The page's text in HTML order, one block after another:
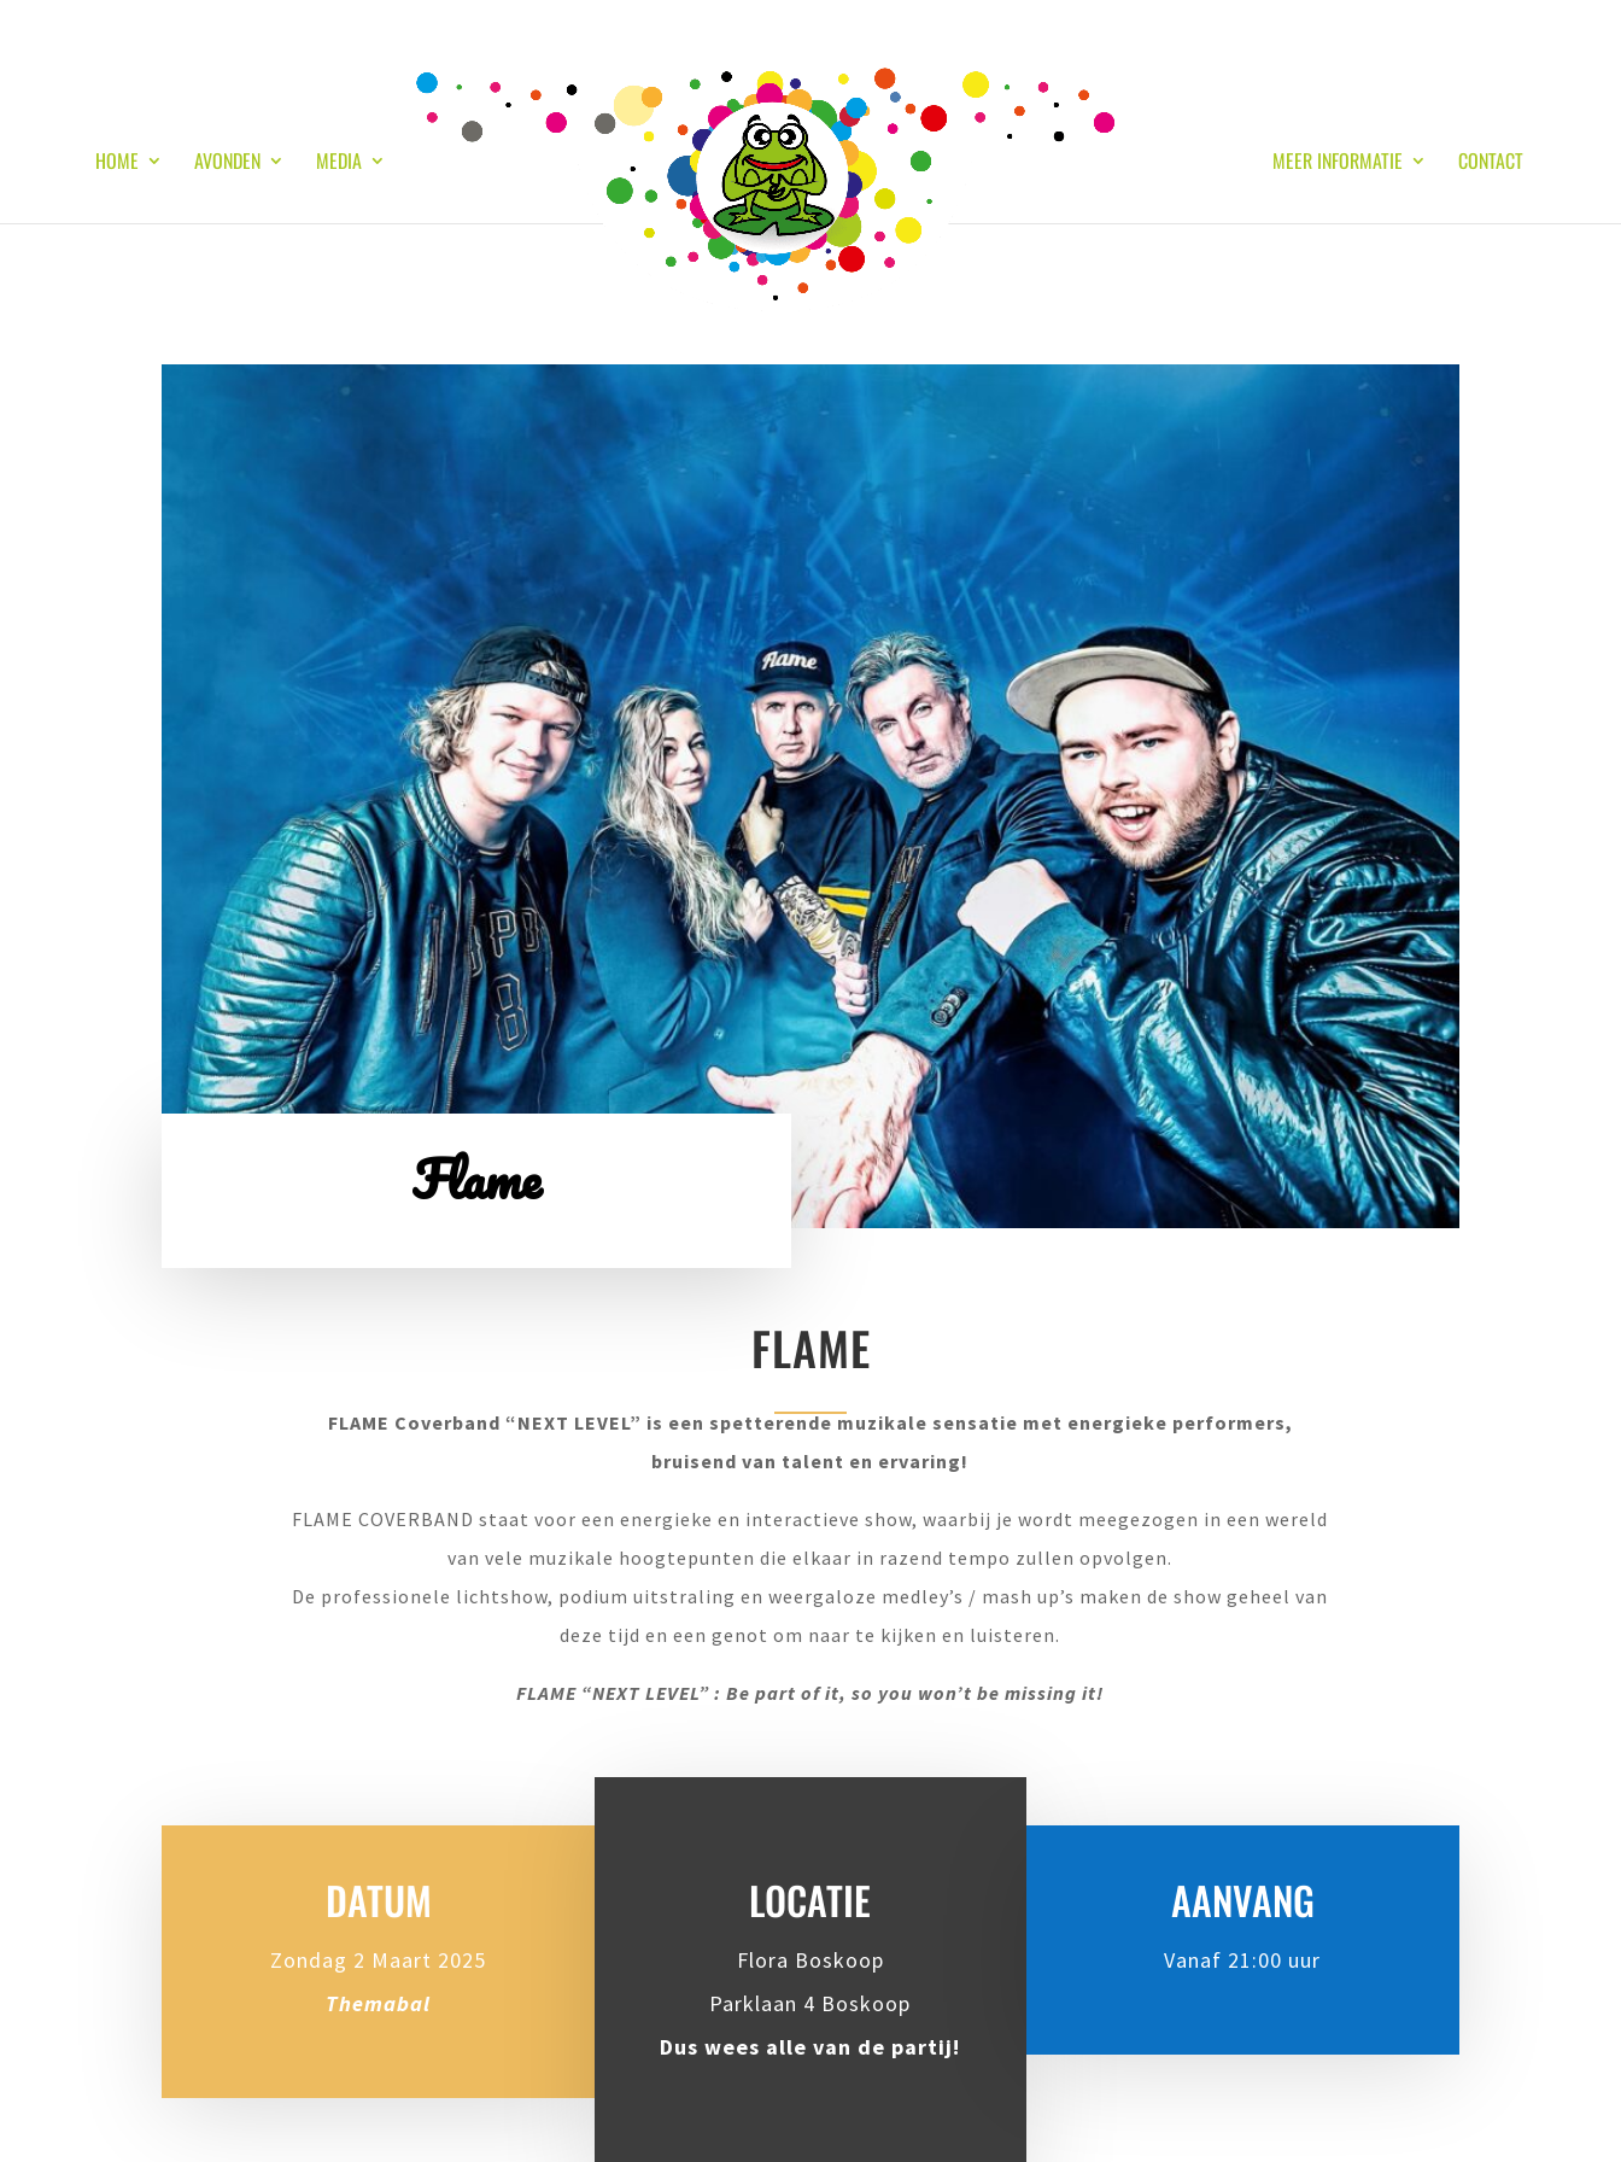
HOME AVONDEN MEDIA MEER INFORMATIE CONTACT
Flame
FLAME
FLAME Coverband “NEXT LEVEL” is een spetterende muzikale sensatie met energieke performers,
bruisend van talent en ervaring!
FLAME COVERBAND staat voor een energieke en interactieve show, waarbij je wordt meegezogen in een wereld
van vele muzikale hoogtepunten die elkaar in razend tempo zullen opvolgen.
De professionele lichtshow, podium uitstraling en weergaloze medley’s / mash up’s maken de show geheel van
deze tijd en een genot om naar te kijken en luisteren.
FLAME “NEXT LEVEL” : Be part of it, so you won’t be missing it!
DATUM
Zondag 2 Maart 2025
Themabal
LOCATIE
Flora Boskoop
Parklaan 4 Boskoop
Dus wees alle van de partij!
AANVANG
Vanaf 21:00 uur